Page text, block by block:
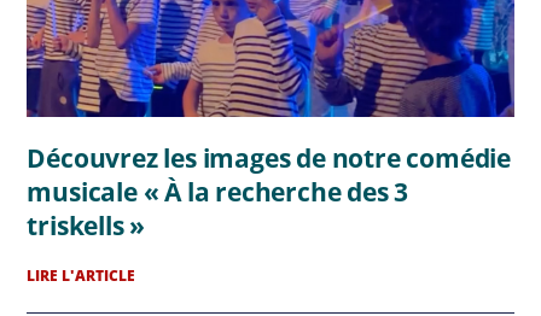
Découvrez les images de notre comédie
musicale « À la recherche des 3
triskells »
LIRE L'ARTICLE